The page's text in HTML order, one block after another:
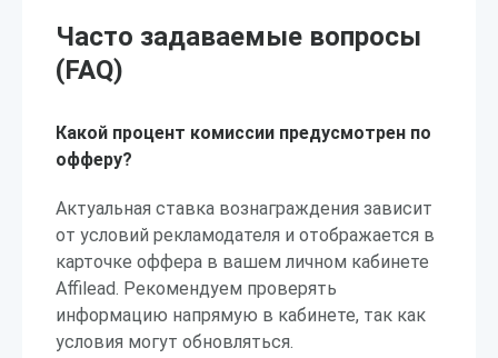
Часто задаваемые вопросы
(FAQ)
Какой процент комиссии предусмотрен по
офферу?
Актуальная ставка вознаграждения зависит
от условий рекламодателя и отображается в
карточке оффера в вашем личном кабинете
Affilead. Рекомендуем проверять
информацию напрямую в кабинете, так как
условия могут обновляться.